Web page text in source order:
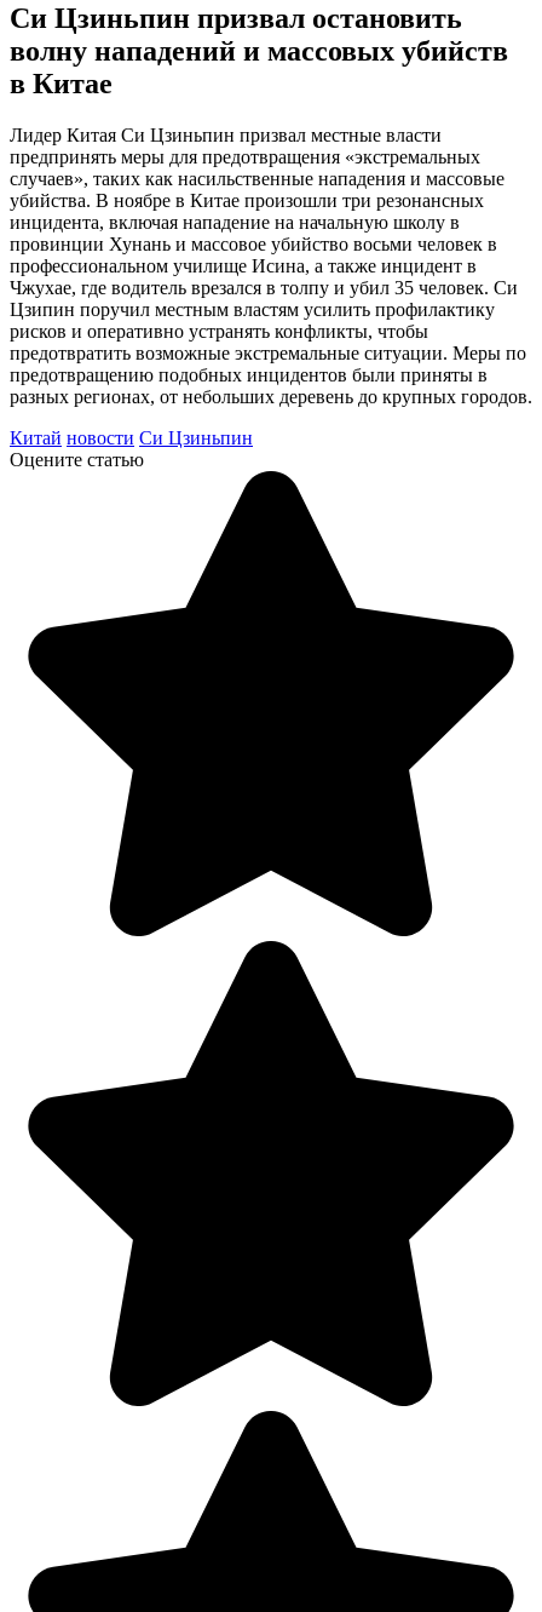
Си Цзиньпин призвал остановить
волну нападений и массовых убийств
в Китае
Лидер Китая Си Цзиньпин призвал местные власти
предпринять меры для предотвращения «экстремальных
случаев», таких как насильственные нападения и массовые
убийства. В ноябре в Китае произошли три резонансных
инцидента, включая нападение на начальную школу в
провинции Хунань и массовое убийство восьми человек в
профессиональном училище Исина, а также инцидент в
Чжухае, где водитель врезался в толпу и убил 35 человек. Си
Цзипин поручил местным властям усилить профилактику
рисков и оперативно устранять конфликты, чтобы
предотвратить возможные экстремальные ситуации. Меры по
предотвращению подобных инцидентов были приняты в
разных регионах, от небольших деревень до крупных городов.
Китай новости Си Цзиньпин
Оцените статью